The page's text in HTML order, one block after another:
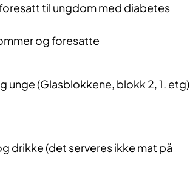
til ungdom med diabetes
og foresatte
unge (Glasblokkene, blokk 2, 1. etg)
drikke (det serveres ikke mat på